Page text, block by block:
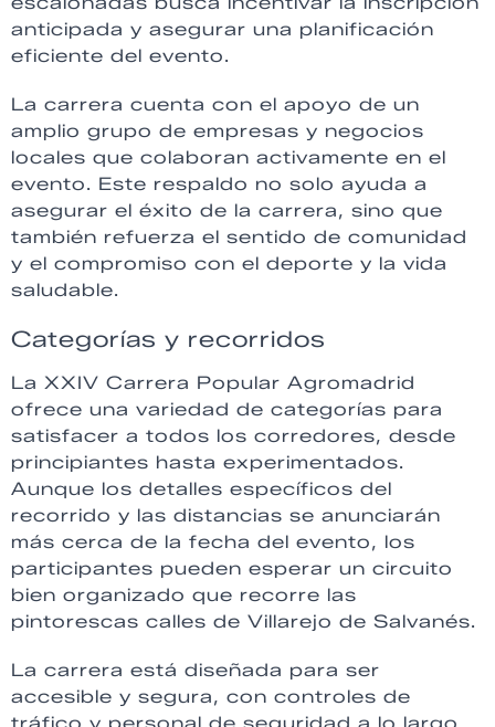
anticipada y asegurar una planificación
eficiente del evento.
La carrera cuenta con el apoyo de un
amplio grupo de empresas y negocios
locales que colaboran activamente en el
evento. Este respaldo no solo ayuda a
asegurar el éxito de la carrera, sino que
también refuerza el sentido de comunidad
y el compromiso con el deporte y la vida
saludable.
Categorías y recorridos
La XXIV Carrera Popular Agromadrid
ofrece una variedad de categorías para
satisfacer a todos los corredores, desde
principiantes hasta experimentados.
Aunque los detalles específicos del
recorrido y las distancias se anunciarán
más cerca de la fecha del evento, los
participantes pueden esperar un circuito
bien organizado que recorre las
pintorescas calles de Villarejo de Salvanés.
La carrera está diseñada para ser
accesible y segura, con controles de
tráfico y personal de seguridad a lo largo